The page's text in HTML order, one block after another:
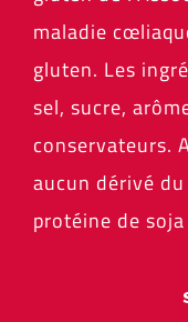
maladie
gluten. Les
sel, sucre,
conservateurs.
aucun dérivé
protéine de